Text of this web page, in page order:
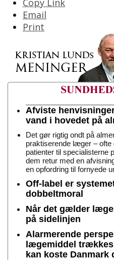
Copy Link
Email
Print
Afviste
vand i hovedet på
Det gør rigtig ondt på
praktiserende læger – ofte
patienter til specialisterne
dem retur med en
en opfordring til fornyede
Off-label er
dobbeltmoral
Når det gælder
på sidelinjen
Alarmerende
lægemiddel
kan koste Danmark